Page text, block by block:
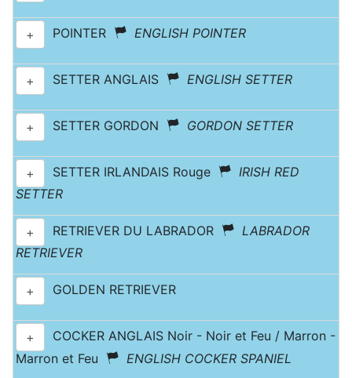
+ POINTER ENGLISH POINTER
+ SETTER ANGLAIS ENGLISH SETTER
+ SETTER GORDON GORDON SETTER
+ SETTER IRLANDAIS Rouge
IRISH RED
SETTER
+ RETRIEVER DU LABRADOR
LABRADOR
RETRIEVER
+ GOLDEN RETRIEVER
+
COCKER ANGLAIS Noir - Noir et Feu / Marron -
Marron et Feu
ENGLISH COCKER SPANIEL